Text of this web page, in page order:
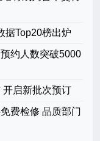
据Top20榜出炉
约人数突破5000
开启新批次预订
费检修 品质部门